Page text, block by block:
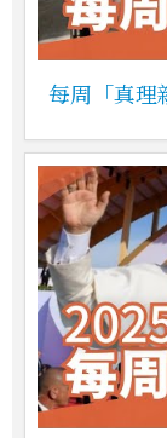
每周「真理